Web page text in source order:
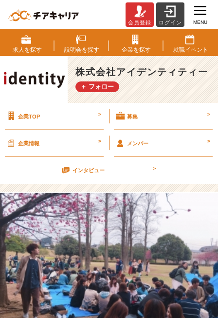
ル
ウ
ラ
ラ
松
元
社
デ
ン
ィ
テ
ィ
ー
の
タ
イ
ム
ラ
イ
ン】
|
ベ
会員登録 ログイン MENU
求人を探す 説明会を探す 企業を探す 就職イベント
株式会社アイデンティティー
＋ フォロー
企業TOP > 募集 >
企業情報 > メンバー >
インタビュー >